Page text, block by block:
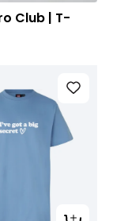
Club | T-